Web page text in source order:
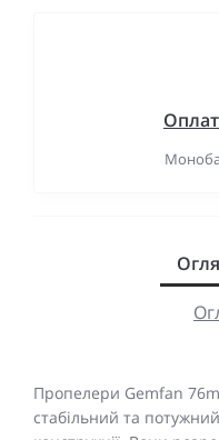
Пропелери Gemfan
стабільний та